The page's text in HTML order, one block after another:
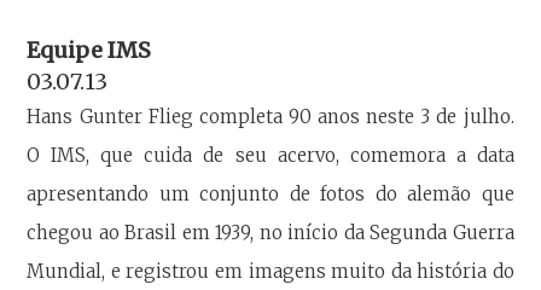
Equipe IMS
03.07.13
Hans Gunter Flieg completa 90 anos neste 3 de julho.
O IMS, que cuida de seu acervo, comemora a data
apresentando um conjunto de fotos do alemão que
chegou ao Brasil em 1939, no início da Segunda Guerra
Mundial, e registrou em imagens muito da história do